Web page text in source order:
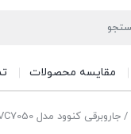
مقایسه محصولات
/ جاروبرقی کنوود مدل VC7050